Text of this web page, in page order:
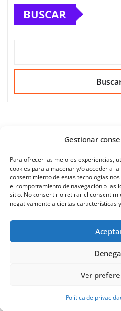
Gestionar
Para ofrecer las mejores experiencias,
cookies para almacenar y/o acceder a
consentimiento de estas tecnologías
el comportamiento de navegación o las
sitio. No consentir o retirar el
negativamente a ciertas características
Ver
Política de
BUSCAR
ÚLTIMAS
NOTICIAS
A Paisaxe que sabe difunde
de la provincia de A Coruña